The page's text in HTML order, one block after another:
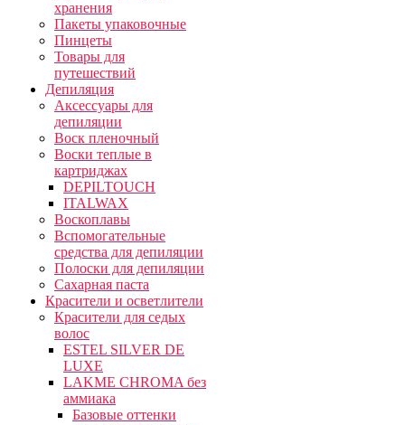
хранения
Пакеты упаковочные
Пинцеты
Товары для
путешествий
Депиляция
Аксессуары для
депиляции
Воск пленочный
Воски теплые в
картриджах
DEPILTOUCH
ITALWAX
Воскоплавы
Вспомогательные
средства для депиляции
Полоски для депиляции
Сахарная паста
Красители и осветлители
Красители для седых
волос
ESTEL SILVER DE
LUXE
LAKME CHROMA без
аммиака
Базовые оттенки